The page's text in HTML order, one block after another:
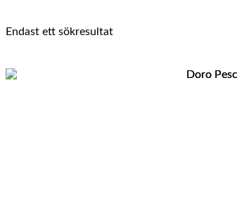
Endast ett sökresultat